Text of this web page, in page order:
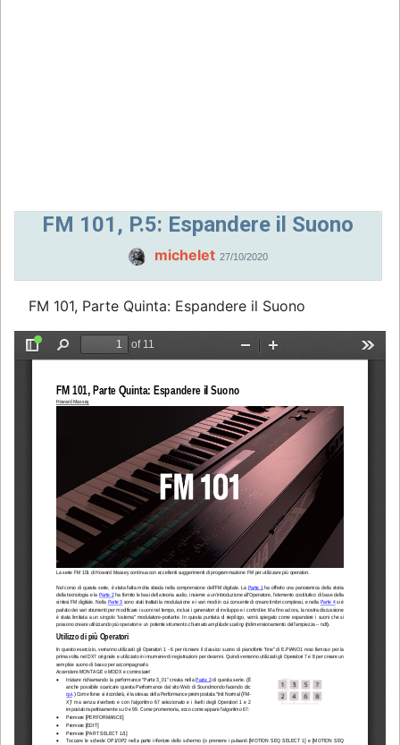
FM 101, P.5: Espandere il Suono
michelet 27/10/2020
FM 101, Parte Quinta: Espandere il Suono